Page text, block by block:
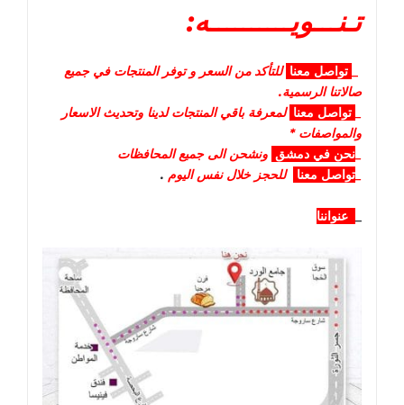
تـنـــويــــــــــه:
تواصل معنا للتأكد من السعر و توفر المنتجات في جميع
صالاتنا الرسمية.
تواصل معنا لمعرفة باقي المنتجات لدينا وتحديث الاسعار
والمواصفات *
نحن في دمشق ونشحن الى جميع المحافظات
تواصل معنا للحجز خلال نفس اليوم .
عنواننا